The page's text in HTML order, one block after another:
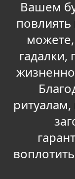
Вашем
повлиять
гадалки,